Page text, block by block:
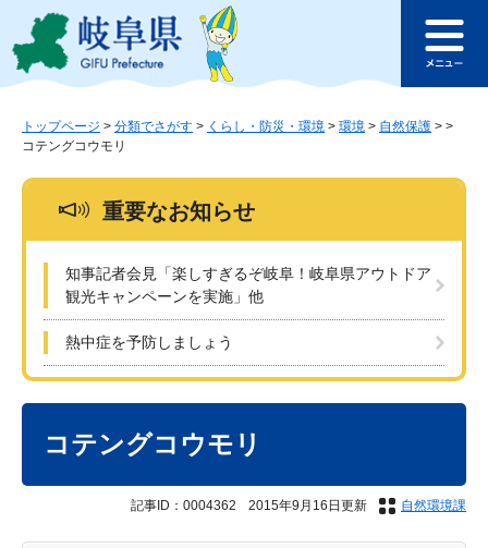
ジ
ュ
このページの本文へ
ュ
トップページ > 分類でさがす > くらし・防災・環境 > 環境 > 自然保護 > >
コテングコウモリ
重要なお知らせ
知事記者会見「楽しすぎるぞ岐阜！岐阜県アウトドア
観光キャンペーンを実施」他
熱中症を予防しましょう
コテングコウモリ
記事ID：0004362 2015年9月16日更新 自然環境課